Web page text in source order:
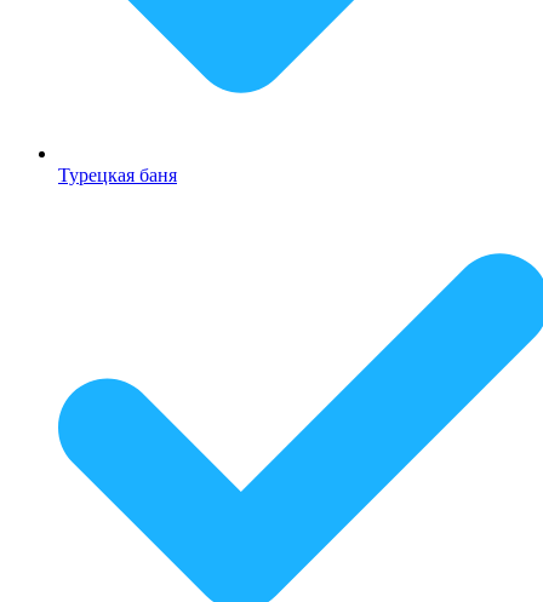
Турецкая баня